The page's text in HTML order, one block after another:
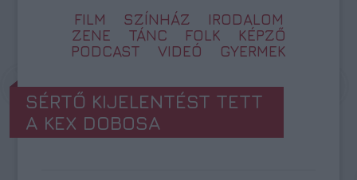
FILM SZÍNHÁZ
IRODALOM
ZENE
TÁNC FOLK
KÉPZŐ
PODCAST
VIDEÓ GYERMEK
SÉRTŐ KIJELENTÉST TETT
A KEX DOBOSA